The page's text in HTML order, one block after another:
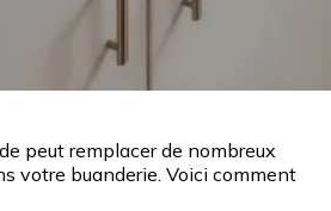
peut remplacer de nombreux
votre buanderie. Voici comment